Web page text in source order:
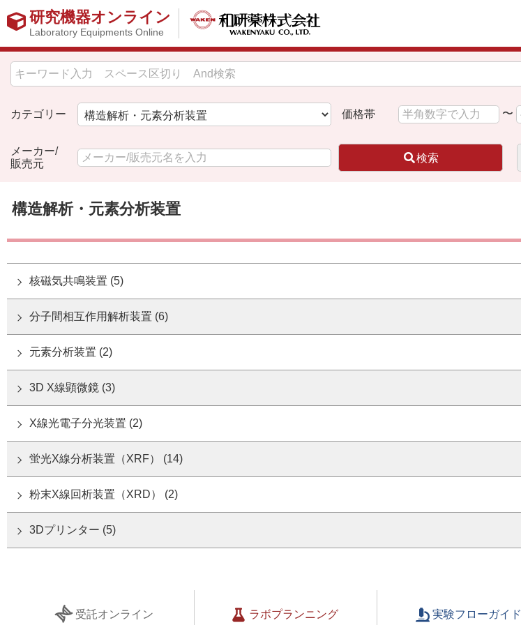
研究機器オンライン
Laboratory Equipments Online
カテゴリー
メーカー/
販売元
価格帯 〜
検索
構造解析・元素分析装置
核磁気共鳴装置 (5)
分子間相互作用解析装置 (6)
元素分析装置 (2)
3D X線顕微鏡 (3)
X線光電子分光装置 (2)
蛍光X線分析装置（XRF） (14)
粉末X線回析装置（XRD） (2)
3Dプリンター (5)
受託オンライン ラボプランニング 実験フローガイド